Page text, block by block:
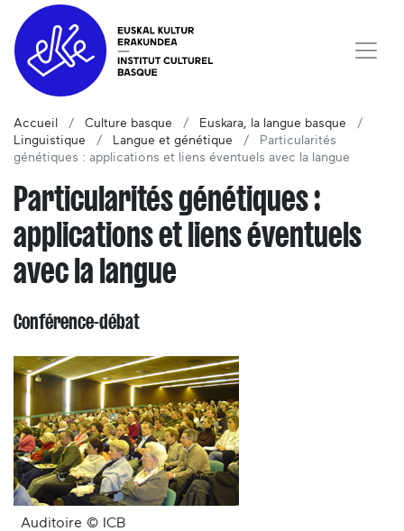
Accueil Culture basque
Euskara, la langue basque
Linguistique
Langue et génétique
Particularités
génétiques : applications et liens éventuels avec la langue
Particularités génétiques :
applications et liens éventuels
avec la langue
Conférence-débat
Auditoire © ICB